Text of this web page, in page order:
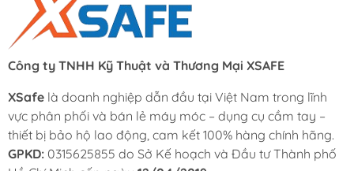
Công ty TNHH Kỹ Thuật và Thương Mại XSAFE
XSafe là doanh nghiệp dẫn đầu tại Việt Nam trong lĩnh
vực phân phối và bán lẻ máy móc – dụng cụ cầm tay –
thiết bị bảo hộ lao động, cam kết 100% hàng chính hãng.
GPKD: 0315625855 do Sở Kế hoạch và Đầu tư Thành phố